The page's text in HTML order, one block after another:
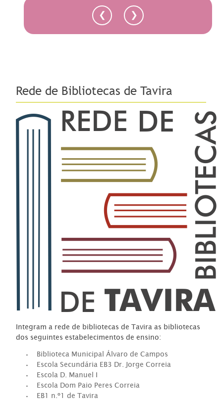
❮ ❯
Rede de Bibliotecas de Tavira
Integram a rede de bibliotecas de Tavira as bibliotecas
dos seguintes estabelecimentos de ensino:
Biblioteca Municipal Álvaro de Campos
Escola Secundária EB3 Dr. Jorge Correia
Escola D. Manuel I
Escola Dom Paio Peres Correia
EB1 n.º1 de Tavira